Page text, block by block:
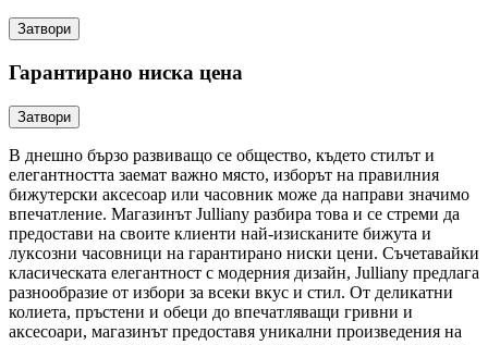
Затвори
Гарантирано ниска цена
Затвори
В днешно бързо развиващо се общество, където стилът и
елегантността заемат важно място, изборът на правилния
бижутерски аксесоар или часовник може да направи значимо
впечатление. Магазинът Julliany разбира това и се стреми да
предостави на своите клиенти най-изисканите бижута и
луксозни часовници на гарантирано ниски цени. Съчетавайки
класическата елегантност с модерния дизайн, Julliany предлага
разнообразие от избори за всеки вкус и стил. От деликатни
колиета, пръстени и обеци до впечатляващи гривни и
аксесоари, магазинът предоставя уникални произведения на